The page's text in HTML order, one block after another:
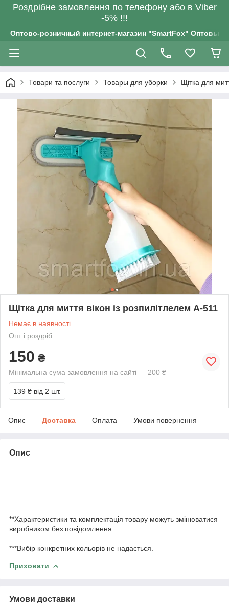
Роздрiбне замовлення по телефону або в Viber
-5% !!!
Оптово-розничный интернет-магазин "SmartFox" Оптовым
Товари та послуги Товары для уборки Щітка для
Щітка для миття вікон із розпилітлелем A-511
Немає в наявності
Опт і роздріб
150 ₴
Мінімальна сума замовлення на сайті — 200 ₴
139 ₴ від 2 шт.
Опис Доставка Оплата Умови повернення
Опис
**Характеристики та комплектація товару можуть змінюватися
виробником без повідомлення.
***Вибір конкретних кольорів не надається.
Приховати
Умови доставки